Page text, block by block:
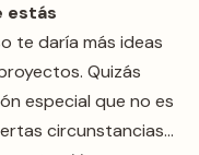
estás
te daría más ideas
Quizás
especial que no es
circunstancias…